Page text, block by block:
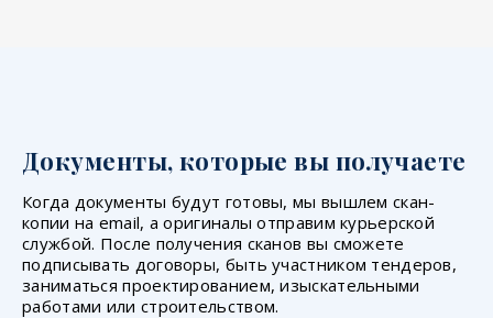
Документы, которые вы получаете
Когда документы будут готовы, мы вышлем скан-
копии на email, а оригиналы отправим курьерской
службой. После получения сканов вы сможете
подписывать договоры, быть участником тендеров,
заниматься проектированием, изыскательными
работами или строительством.